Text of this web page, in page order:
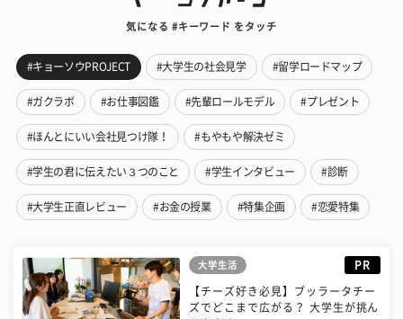
気になる #キーワード をタッチ
#キョーソウPROJECT #大学生の社会見学 #留学ロードマップ
#ガクラボ #お仕事図鑑 #先輩ロールモデル #プレゼント
#ほんとにいい会社見つけ隊！ #もやもや解決ゼミ
#学生の君に伝えたい３つのこと #学生インタビュー #診断
#大学生正直レビュー #お金の授業 #特集企画 #恋愛特集
大学生活 PR
【チーズ好き必見】ブッラータチー
ズでどこまで広がる？ 大学生が挑ん